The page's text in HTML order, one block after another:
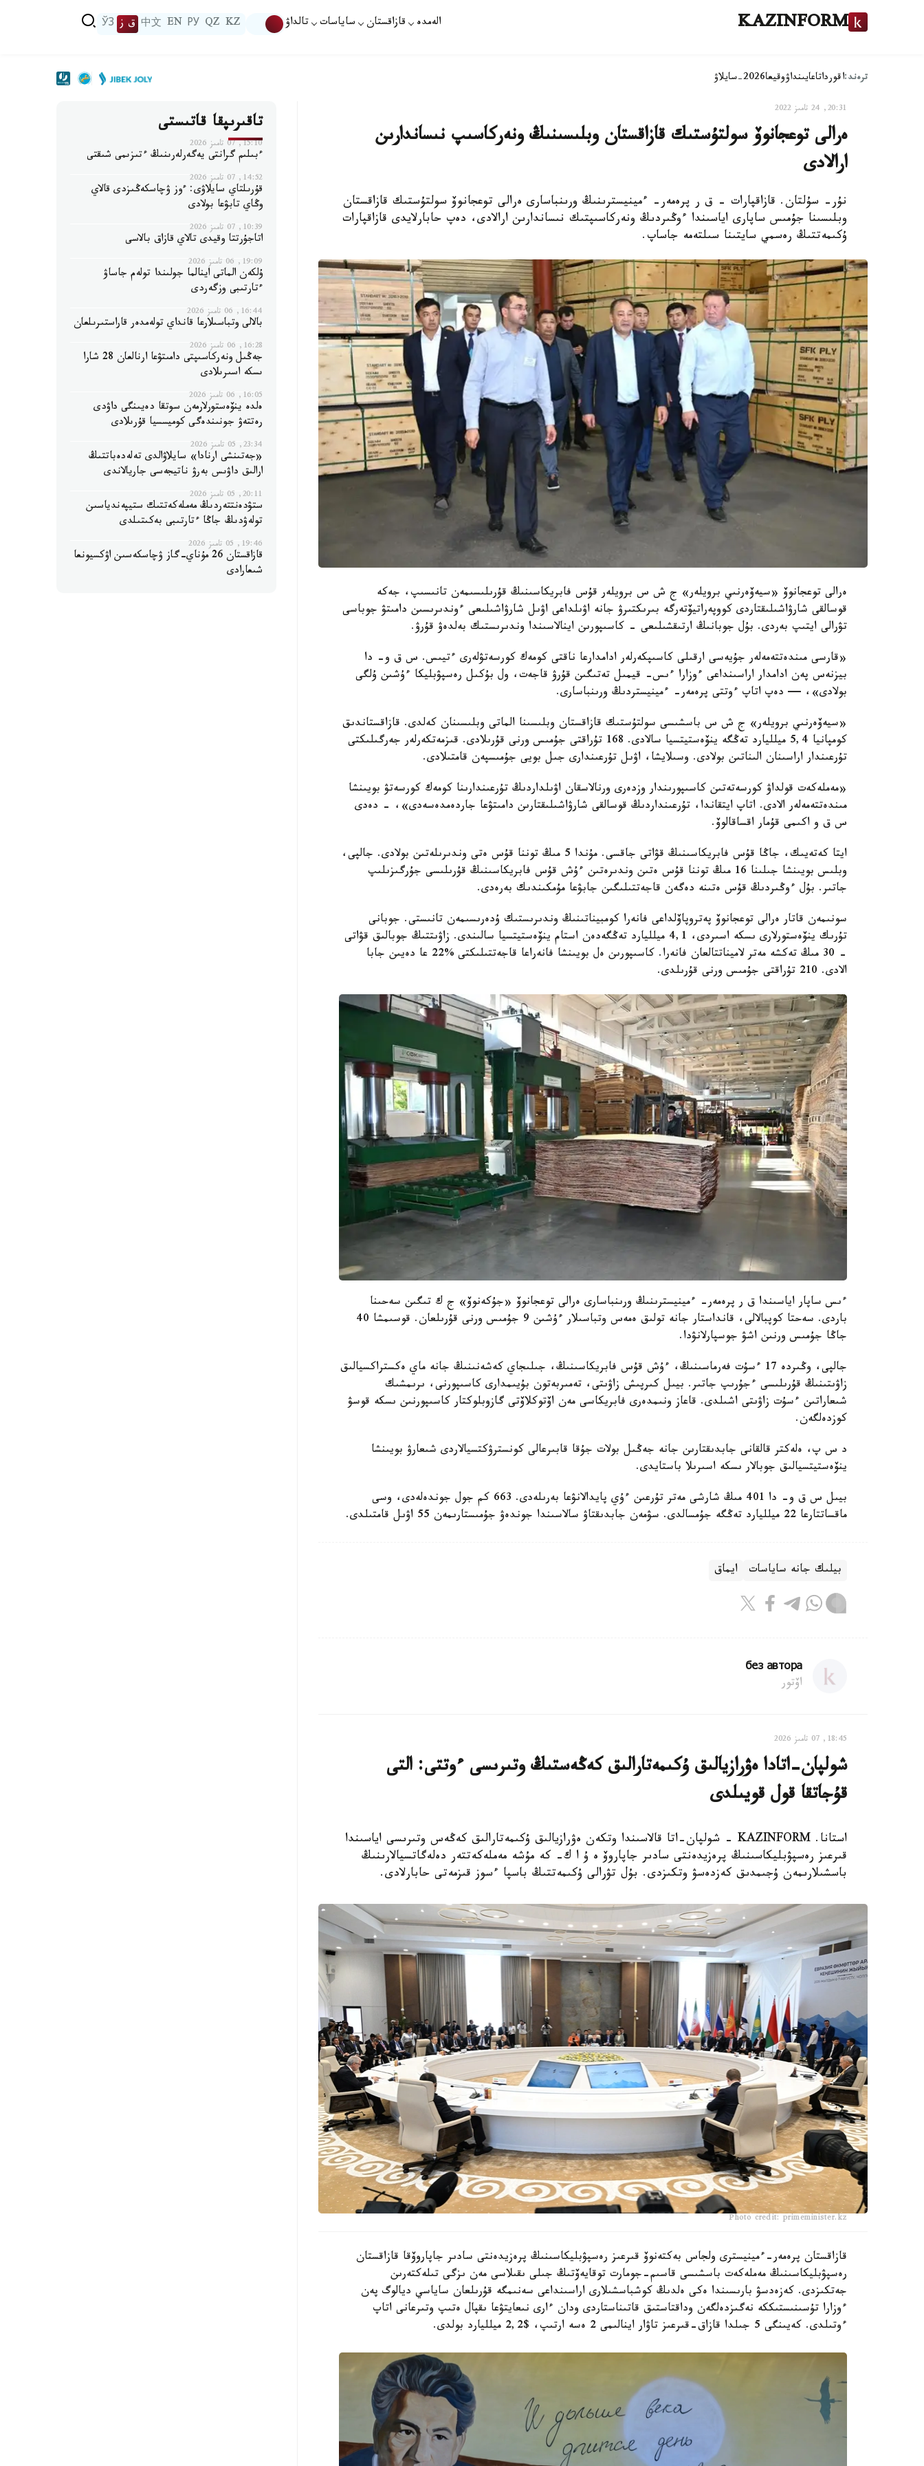
KAZINFORM الەمدە قازاقستان ساياسات تالداۋ KZ
QZ
РУ
EN
中文 ق ز ЎЗ
ترەند:اقورداتاعايىنداۋوقيعا2026-سايلاۋ
20:31, 24 تامىز 2022
ەرالى توعجانوۆ سولتۇستىك قازاقستان وبلىسىنىڭ ونەركاسىپ نىساندارىن
ارالادى
نۇر- سۇلتان. قازاقپارات – ق ر پرەمەر- ءمينيسترىنىڭ ورىنباسارى ەرالى توعجانوۆ سولتۇستىك قازاقستان
وبلىسىنا جۇمىس ساپارى اياسىندا ءوڭىردىڭ ونەركاسىپتىك نىساندارىن ارالادى، دەپ حابارلايدى قازاقپارات
ۇكىمەتتىڭ رەسمي سايتىنا سىلتەمە جاساپ.
ەرالى توعجانوۆ «سيەۆەرنىي برويلەر» ج ش س برويلەر قۇس فابريكاسىنىڭ قۇرىلىسىمەن تانىسىپ، جەكە
قوسالقى شارۋاشىلىقتاردى كووپەراتيۆتەرگە بىرىكتىرۋ جانە اۋىلداعى اۋىل شارۋاشىلىعى ءوندىرىسىن دامىتۋ جوباسى
تۋرالى ايتىپ بەردى. بۇل جوبانىڭ ارتىقشىلىعى - كاسىپورىن اينالاسىندا وندىرىستىك بەلدەۋ قۇرۋ.
«قارسى مىندەتتەمەلەر جۇيەسى ارقىلى كاسىپكەرلەر ادامدارعا ناقتى كومەك كورسەتۋلەرى ءتيىس. س ق و- دا
بيزنەس پەن ادامدار اراسىنداعى ءوزارا ءىس- قيمىل تەتىگىن قۇرۋ قاجەت، ول بۇكىل رەسپۋبليكا ءۇشىن ۇلگى
بولادى»، — دەپ اتاپ ءوتتى پرەمەر- ءمينيستردىڭ ورىنباسارى.
«سيەۆەرنىي برويلەر» ج ش س باسشىسى سولتۇستىك قازاقستان وبلىسىنا الماتى وبلىسىنان كەلدى. قازاقستاندىق
كومپانيا 5,4 ميلليارد تەڭگە ينۆەستيتسيا سالادى. 168 تۇراقتى جۇمىس ورنى قۇرىلادى. قىزمەتكەرلەر جەرگىلىكتى
تۇرعىندار اراسىنان الىناتىن بولادى. وسىلايشا، اۋىل تۇرعىندارى جىل بويى جۇمىسپەن قامتىلادى.
«مەملەكەت قولداۋ كورسەتەتىن كاسىپورىندار وزدەرى ورنالاسقان اۋىلداردىڭ تۇرعىندارىنا كومەك كورسەتۋ بويىنشا
مىندەتتەمەلەر الادى. اتاپ ايتقاندا، تۇرعىنداردىڭ قوسالقى شارۋاشىلىقتارىن دامىتۋعا جاردەمدەسەدى»، - دەدى
س ق و اكىمى قۇمار اقساقالوۆ.
ايتا كەتەيىك، جاڭا قۇس فابريكاسىنىڭ قۋاتى جاقسى. مۇندا 5 مىڭ توننا قۇس ەتى وندىرىلەتىن بولادى. جالپى،
وبلىس بويىنشا جىلىنا 16 مىڭ توننا قۇس ەتىن وندىرەتىن ءۇش قۇس فابريكاسىنىڭ قۇرىلىسى جۇرگىزىلىپ
جاتىر. بۇل ءوڭىردىڭ قۇس ەتىنە دەگەن قاجەتتىلىگىن جابۋعا مۇمكىندىك بەرەدى.
سونىمەن قاتار ەرالى توعجانوۆ پەتروپاۆلداعى فانەرا كومبيناتىنىڭ وندىرىستىك ۇدەرىسىمەن تانىستى. جوبانى
تۇرىك ينۆەستورلارى ىسكە اسىردى، 4,1 ميلليارد تەڭگەدەن استام ينۆەستيتسيا سالىندى. زاۋىتتىڭ جوبالىق قۋاتى
- 30 مىڭ تەكشە مەتر لاميناتتالعان فانەرا. كاسىپورىن ەل بويىنشا فانەراعا قاجەتتىلىكتى %22 عا دەيىن جابا
الادى. 210 تۇراقتى جۇمىس ورنى قۇرىلدى.
ءىس ساپار اياسىندا ق ر پرەمەر- ءمينيسترىنىڭ ورىنباسارى ەرالى توعجانوۆ «جۇكەنوۆ» ج ك تىگىن سەحىنا
باردى. سەحتا كوپبالالى، قانداستار جانە تولىق ەمەس وتباسىلار ءۇشىن 9 جۇمىس ورنى قۇرىلعان. قوسىمشا 40
جاڭا جۇمىس ورنىن اشۋ جوسپارلانۋدا.
جالپى، وڭىردە 17 ءسۇت فەرماسىنىڭ، ءۇش قۇس فابريكاسىنىڭ، جىلىجاي كەشەنىنىڭ جانە ماي ەكستراكسيالىق
زاۋىتىنىڭ قۇرىلىسى ءجۇرىپ جاتىر. بيىل كىرپىش زاۋىتى، تەمىربەتون بۇيىمدارى كاسىپورنى، ىرىمشىك
شىعاراتىن ءسۇت زاۋىتى اشىلدى. قاعاز ونىمدەرى فابريكاسى مەن اۆتوكلاۆتى گازوبلوكتار كاسىپورنىن ىسكە قوسۋ
كوزدەلگەن.
د س پ، ەلەكتر قالقانى جابدىقتارىن جانە جەڭىل بولات جۇقا قابىرعالى كونسترۋكتسيالاردى شىعارۋ بويىنشا
ينۆەستيتسيالىق جوبالار ىسكە اسىرىلا باستايدى.
بيىل س ق و- دا 401 مىڭ شارشى مەتر تۇرعىن ءۇي پايدالانۋعا بەرىلەدى. 663 كم جول جوندەلەدى، وسى
ماقساتتارعا 22 ميلليارد تەڭگە جۇمسالدى. سۋمەن جابدىقتاۋ سالاسىندا جوندەۋ جۇمىستارىمەن 55 اۋىل قامتىلدى.
بيلىك جانە ساياسات ايماق
без автора
اۆتور
18:45, 07 تامىز 2026
شولپان-اتادا ەۋرازيالىق ۇكىمەتارالىق كەڭەستىڭ وتىرىسى ءوتتى: التى
قۇجاتقا قول قويىلدى
استانا. KAZINFORM - شولپان-اتا قالاسىندا وتكەن ەۋرازيالىق ۇكىمەتارالىق كەڭەس وتىرىسى اياسىندا
قىرعىز رەسپۋبليكاسىنىڭ پرەزيدەنتى سادىر جاپاروۆ ە ۇ ا ك- كە مۇشە مەملەكەتتەر دەلەگاتسيالارىنىڭ
باسشىلارىمەن ۇجىمدىق كەزدەسۋ وتكىزدى. بۇل تۋرالى ۇكىمەتتىڭ باسپا ءسوز قىزمەتى حابارلادى.
Photo credit: primeminister.kz
قازاقستان پرەمەر-ءمينيسترى ولجاس بەكتەنوۆ قىرعىز رەسپۋبليكاسىنىڭ پرەزيدەنتى سادىر جاپاروۆقا قازاقستان
رەسپۋبليكاسىنىڭ مەملەكەت باسشىسى قاسىم-جومارت توقايەۆتىڭ جىلى ىقىلاسى مەن ىزگى تىلەكتەرىن
جەتكىزدى. كەزەدسۋ بارىسىندا ەكى ەلدىڭ كوشباسشىلارى اراسىنداعى سەنىمگە قۇرىلعان ساياسي ديالوگ پەن
ءوزارا تۇسىنىستىككە نەگىزدەلگەن وداقتاستىق قاتىناستاردى ودان ءارى نىعايتۋعا ىقپال ەتىپ وتىرعانى اتاپ
ءوتىلدى. كەيىنگى 5 جىلدا قازاق-قىرعىز تاۋار اينالىمى 2 ەسە ارتىپ، $2,2 ميلليارد بولدى.
تاقىرىپقا قاتىستى
15:10, 07 تامىز 2026
ءبىلىم گرانتى يەگەرلەرىنىڭ ءتىزىمى شىقتى
14:52, 07 تامىز 2026
قۇرىلتاي سايلاۋى: ءوز ۋچاسكەڭىزدى قالاي
وڭاي تابۋعا بولادى
10:39, 07 تامىز 2026
اتاجۇرتتا وقيدى تالاي قازاق بالاسى
19:09, 06 تامىز 2026
ۇلكەن الماتى اينالما جولىندا تولەم جاساۋ
ءتارتىبى وزگەردى
16:44, 06 تامىز 2026
بالالى وتباسىلارعا قانداي تولەمدەر قاراستىرىلعان
16:28, 06 تامىز 2026
جەڭىل ونەركاسىپتى دامىتۋعا ارنالعان 28 شارا
ىسكە اسىرىلادى
16:05, 06 تامىز 2026
ەلدە ينۆەستورلارمەن سوتقا دەيىنگى داۋدى
رەتتەۋ جونىندەگى كوميسسيا قۇرىلادى
23:34, 05 تامىز 2026
«جەتىنشى ارنادا» سايلاۋالدى تەلەدەباتتىڭ
ارالىق داۋىس بەرۋ ناتيجەسى جاريالاندى
20:11, 05 تامىز 2026
ستۋدەنتتەردىڭ مەملەكەتتىك ستيپەندياسىن
تولەۋدىڭ جاڭا ءتارتىبى بەكىتىلدى
19:46, 05 تامىز 2026
قازاقستان 26 مۇناي-گاز ۋچاسكەسىن اۋكسيونعا
شىعارادى